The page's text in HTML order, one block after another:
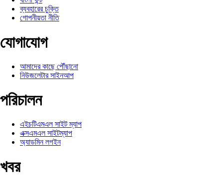
ব্যবহারের চুক্তি
গোপনীয়তা নীতি
যোগাযোগ
আমাদের কাছে পৌঁছানো
নিউজলেটার সাইনআপ
পরিচালন
এইচটিএমএল সাইট ম্যাপ
এক্সএমএল সাইটম্যাপ
অ্যাডমিন লগইন
খবর